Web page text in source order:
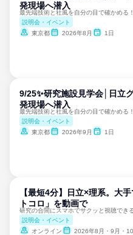
発現場へ潜入
最先端技術と社風を自分の目で確かめる
説明会・イベント
東京都
2026年8月 1日
9/25✨研究施設見学会│日立
発現場へ潜入
最先端技術と社風を自分の目で確かめる
説明会・イベント
東京都
2026年9月 1日
【最短4分】日立×理系。大
トコロ」を動画で
研究の合間にスマホでサクッと視聴でき
説明会・イベント
オンライン
2026年8月・9月・